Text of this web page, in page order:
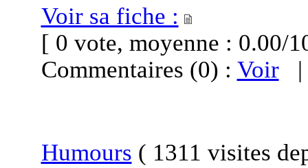
Voir sa fiche :
[ 0 vote, moyenne :
Commentaires (0) : Voir
Humours ( 1311 visites